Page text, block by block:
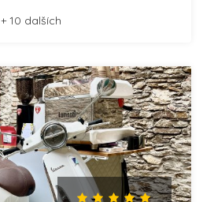
+ 10 dalších